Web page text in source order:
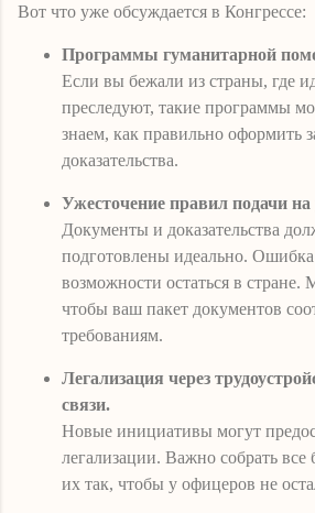
Вот что уже обсуждается в Конгрессе:
Программы гуманитарной
Если вы бежали из страны, где
преследуют, такие программы
знаем, как правильно оформить
доказательства.
Ужесточение правил подачи
Документы и доказательства
подготовлены идеально.
возможности остаться в стране.
чтобы ваш пакет документов
требованиям.
Легализация через
связи.
Новые инициативы могут
легализации. Важно собрать все
их так, чтобы у офицеров не